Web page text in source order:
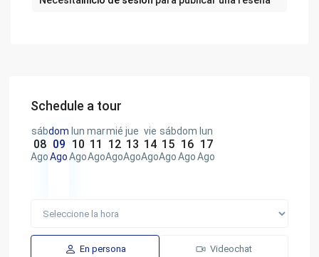
Schedule a tour
sáb
08
Ago
dom
09
Ago
lun
10
Ago
mar
11
Ago
mié
12
Ago
jue
13
Ago
vie
14
Ago
sáb
15
Ago
dom
16
Ago
lun
17
Ago
En persona Videochat